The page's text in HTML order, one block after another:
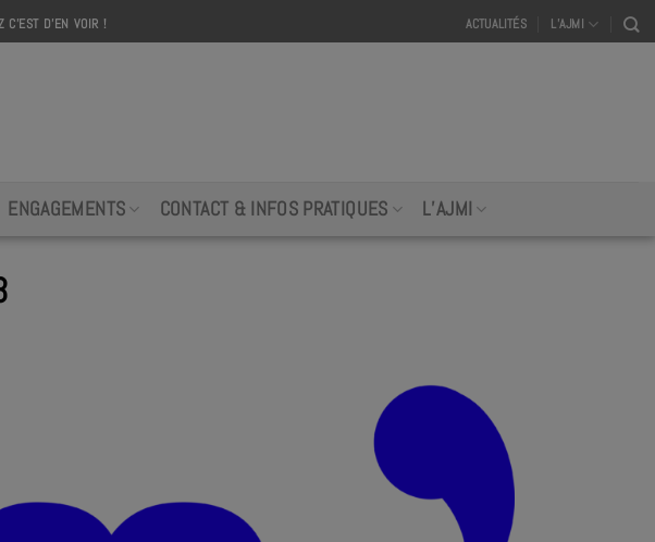
C'EST D'EN VOIR ! ACTUALITÉS L’AJMI
ENGAGEMENTS CONTACT & INFOS PRATIQUES L’AJMI